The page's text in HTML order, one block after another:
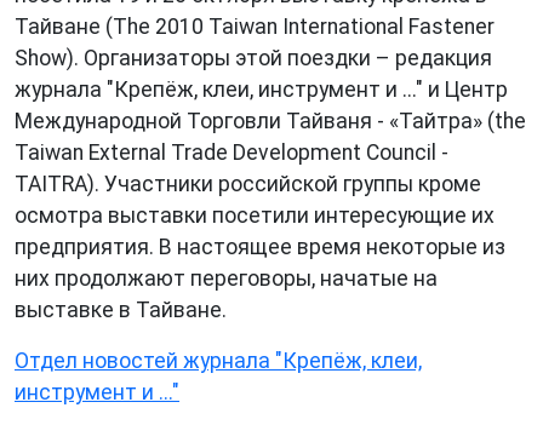
Тайване (The 2010 Taiwan International Fastener
Show). Организаторы этой поездки – редакция
журнала "Крепёж, клеи, инструмент и ..." и Центр
Международной Торговли Тайваня - «Тайтра» (the
Taiwan External Trade Development Council -
TAITRA). Участники российской группы кроме
осмотра выставки посетили интересующие их
предприятия. В настоящее время некоторые из
них продолжают переговоры, начатые на
выставке в Тайване.
Отдел новостей журнала "Крепёж, клеи,
инструмент и ..."